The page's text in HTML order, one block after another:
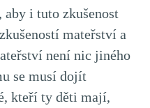
i tuto zkušenost
mateřství a
není nic jiného
se musí dojít
kteří ty děti mají,